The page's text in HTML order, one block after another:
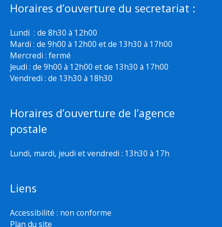
Horaires d’ouverture du secretariat :
Lundi : de 8h30 à 12h00
Mardi : de 9h00 à 12h00 et de 13h30 à 17h00
Mercredi : fermé
Jeudi : de 9h00 à 12h00 et de 13h30 à 17h00
Vendredi : de 13h30 à 18h30
Horaires d’ouverture de l’agence
postale
Lundi, mardi, jeudi et vendredi : 13h30 à 17h
Liens
Accessibilité : non conforme
Plan du site